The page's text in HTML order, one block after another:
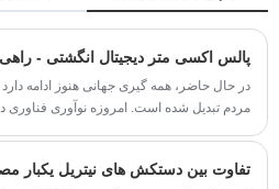
در حال حاضر، همه گیری جهانی هنوز ادامه
مردم تبدیل شده است. امروزه نوآوری فناوری
است.